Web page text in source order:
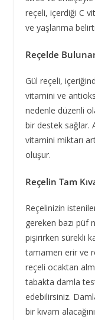
reçeli, içerdiği C
ve yaşlanma
Reçelde
Gül reçeli,
vitamini ve
nedenle düzenli
bir destek sağlar.
vitamini miktarı
oluşur.
Reçelin Tam
Reçelinizin
gereken bazı püf
pişirirken sürekli
tamamen erir ve
reçeli ocaktan
tabakta damla
edebilirsiniz.
bir kıvam